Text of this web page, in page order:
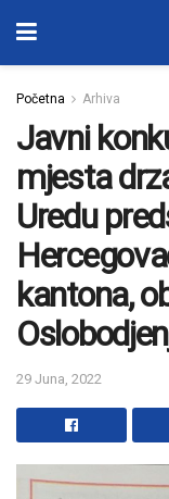
Početna Arhiva
Javni
mjesta
Uredu
kantona,
29 Juna, 2022